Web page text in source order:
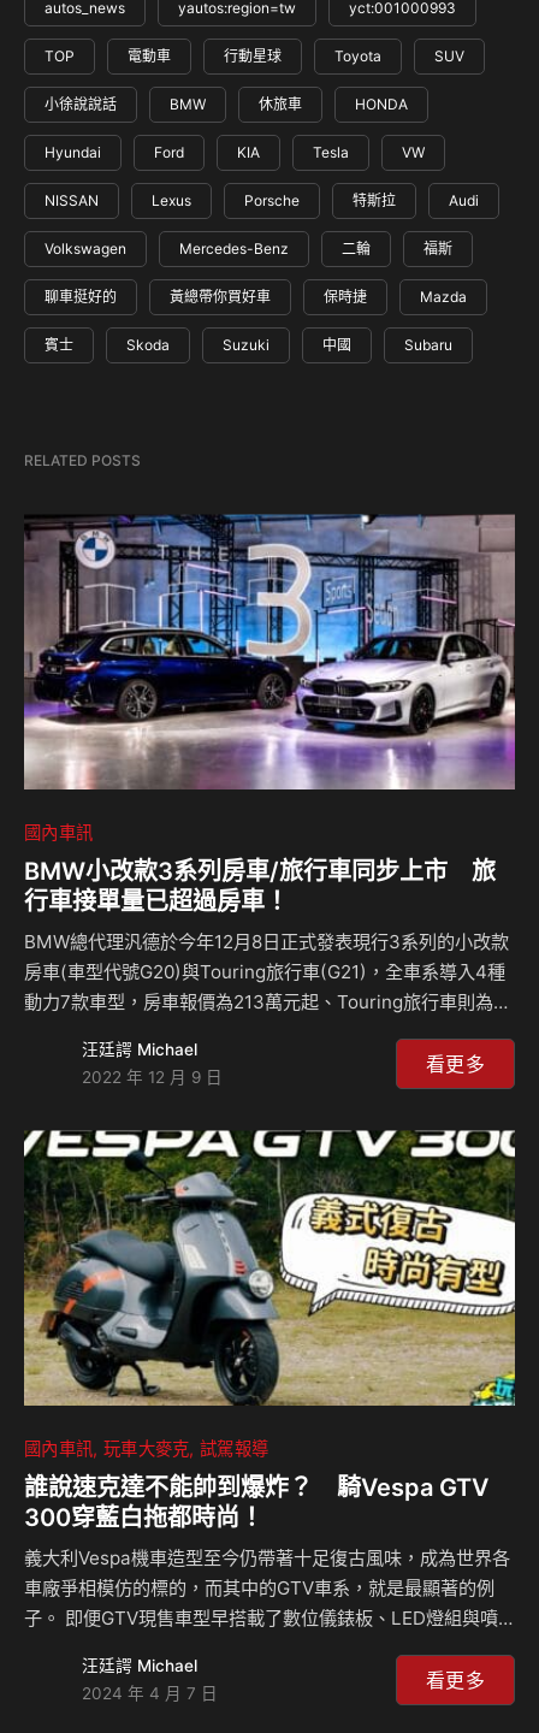
autos_news yautos:region=tw yct:001000993
TOP 電動車 行動星球 Toyota SUV
小徐說說話 BMW 休旅車 HONDA
Hyundai Ford KIA Tesla VW
NISSAN Lexus Porsche 特斯拉 Audi
Volkswagen Mercedes-Benz 二輪 福斯
聊車挺好的 黃總帶你買好車 保時捷 Mazda
賓士 Skoda Suzuki 中國 Subaru
RELATED POSTS
國內車訊
BMW小改款3系列房車/旅行車同步上市 旅
行車接單量已超過房車！
BMW總代理汎德於今年12月8日正式發表現行3系列的小改款
房車(車型代號G20)與Touring旅行車(G21)，全車系導入4種
動力7款車型，房車報價為213萬元起、Touring旅行車則為
汎德表示，目前3系列接單狀況共約350台，其中房車為120
台，但旅行車達到230台，比房車多出近一倍的量，可見國人
先向原廠下訂了1,500台訂單，以減少缺車狀況可能對銷售產
生的衝擊。 回想年少時期，3系列總是同學、朋友們追求的夢
想，直到踏入社會、甚至步入壯年，與朋友聊車也總少不了3
系列這話題。而甫…
汪廷諤 Michael
2022 年 12 月 9 日
看更多
國內車訊 玩車大麥克 試駕報導
誰說速克達不能帥到爆炸？ 騎Vespa GTV
300穿藍白拖都時尚！
義大利Vespa機車造型至今仍帶著十足復古風味，成為世界各
車廠爭相模仿的標的，而其中的GTV車系，就是最顯著的例
子。 即便GTV現售車型早搭載了數位儀錶板、LED燈組與噴
98車系的原創造型；那盞安置在前輪土除上的圓錐形頭燈，會
隨著轉向為你照亮前方的路，妙的是，堅持老中帶新的Vespa
汪廷諤 Michael
2024 年 4 月 7 日
看更多